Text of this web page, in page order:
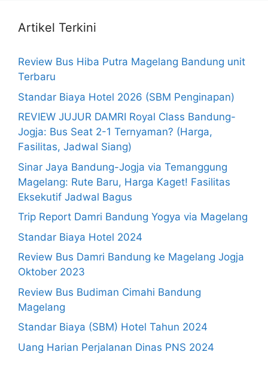
Artikel Terkini
Review Bus Hiba Putra Magelang Bandung unit
Terbaru
Standar Biaya Hotel 2026 (SBM Penginapan)
REVIEW JUJUR DAMRI Royal Class Bandung-
Jogja: Bus Seat 2-1 Ternyaman? (Harga,
Fasilitas, Jadwal Siang)
Sinar Jaya Bandung-Jogja via Temanggung
Magelang: Rute Baru, Harga Kaget! Fasilitas
Eksekutif Jadwal Bagus
Trip Report Damri Bandung Yogya via Magelang
Standar Biaya Hotel 2024
Review Bus Damri Bandung ke Magelang Jogja
Oktober 2023
Review Bus Budiman Cimahi Bandung
Magelang
Standar Biaya (SBM) Hotel Tahun 2024
Uang Harian Perjalanan Dinas PNS 2024